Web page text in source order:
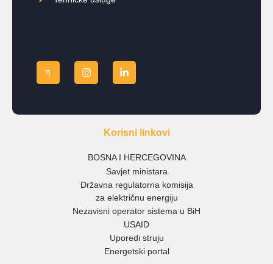
Korisni linkovi
BOSNA I HERCEGOVINA
Savjet ministara
Državna regulatorna komisija
za električnu energiju
Nezavisni operator sistema u BiH
USAID
Uporedi struju
Energetski portal